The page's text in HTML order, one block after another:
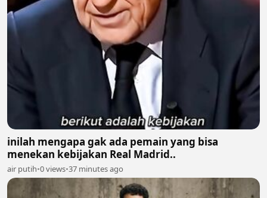
inilah mengapa gak ada pemain yang bisa
menekan kebijakan Real Madrid..
air putih•0 views•37 minutes ago